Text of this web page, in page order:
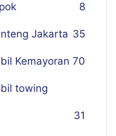
8
Jakarta 35
Kemayoran 70
towing
31